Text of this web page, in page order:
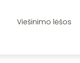
Viešinimo lėšos